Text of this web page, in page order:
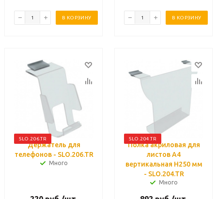
В КОРЗИНУ В КОРЗИНУ
SLO.206.TR
Держатель для
телефонов - SLO.206.TR
Много
SLO.204.TR
Полка акриловая для
листов А4
вертикальная H250 мм
- SLO.204.TR
Много